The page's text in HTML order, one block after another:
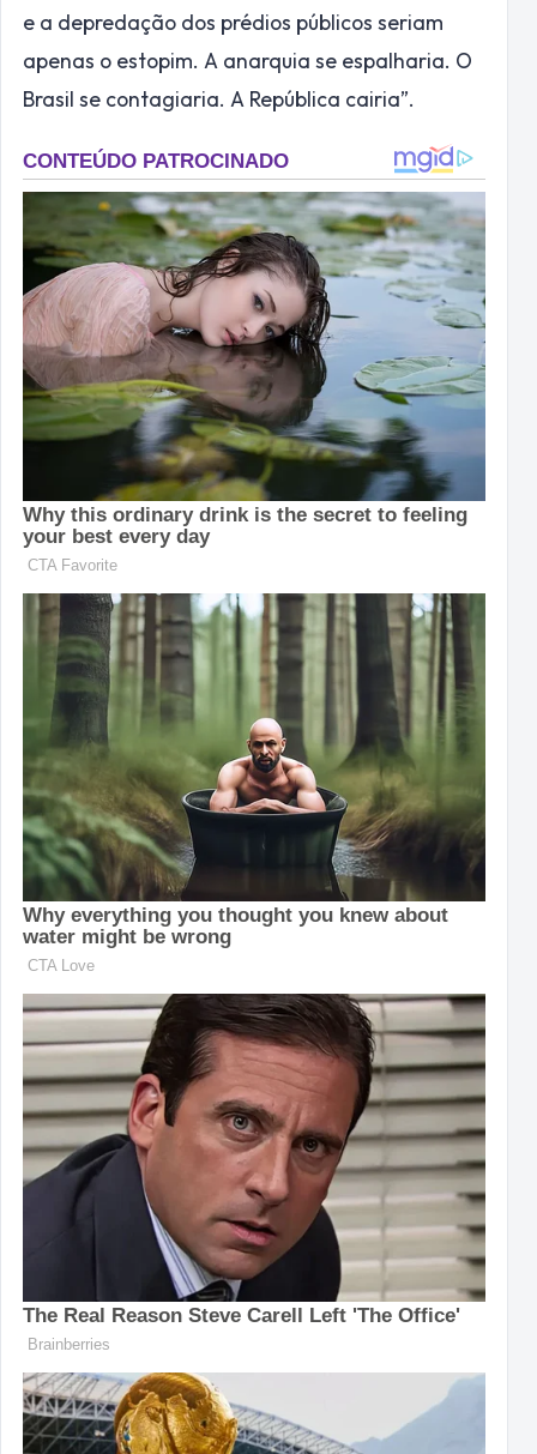
e a depredação dos prédios públicos seriam
apenas o estopim. A anarquia se espalharia. O
Brasil se contagiaria. A República cairia”.